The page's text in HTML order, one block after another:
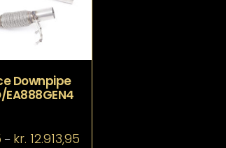
Downpipe
– kr. 12.913,95Prisinterval: